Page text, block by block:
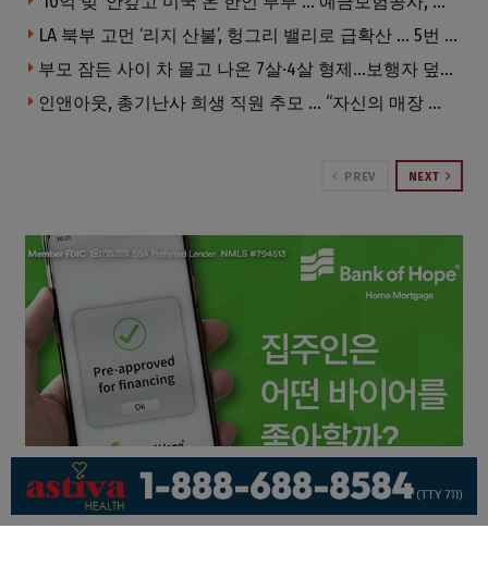
LA 북부 고먼 ‘리지 산불’, 헝그리 밸리로 급확산 … 5번 Fwy 양방향 전면 폐쇄
부모 잠든 사이 차 몰고 나온 7살·4살 형제…보행자 덮쳐 중태
인앤아웃, 총기난사 희생 직원 추모 … “자신의 매장 운영이 꿈이었다”
PREV NEXT